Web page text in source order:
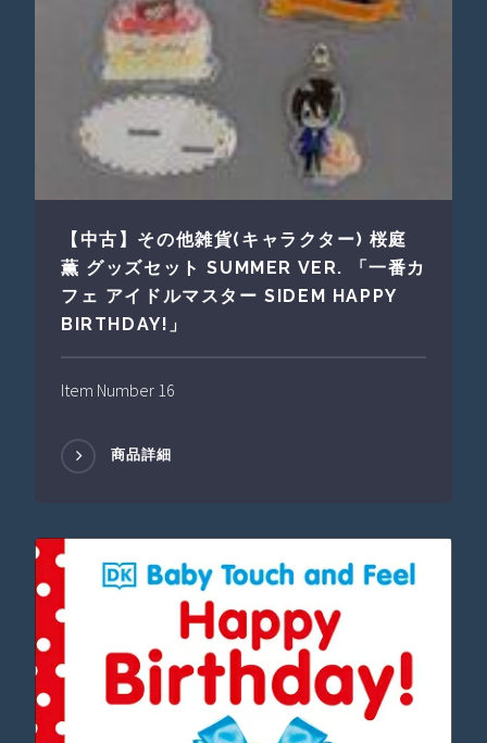
【中古】その他雑貨(キャラクター) 桜庭
薫 グッズセット SUMMER VER. 「一番カ
フェ アイドルマスター SIDEM HAPPY
BIRTHDAY!」
Item Number 16
商品詳細